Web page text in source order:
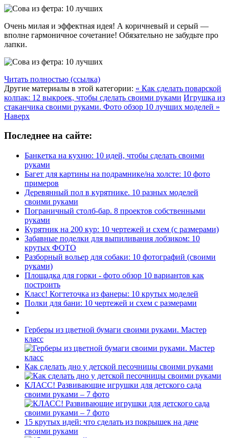
Очень милая и эффектная идея! А коричневый и серый —
вполне гармоничное сочетание! Обязательно не забудьте про
лапки.
Читать полностью (ссылка)
Другие материалы в этой категории: « Как сделать поварской
колпак: 12 выкроек, чтобы сделать своими руками Игрушка из
стаканчика своими руками. Фото обзор 10 лучших моделей »
Наверх
Последнее на сайте:
Банкетка на кухню: 10 идей, чтобы сделать своими
руками
Багет для картины на подрамнике/на холсте: 10 фото
примеров
Деревянный пол в курятнике. 10 разных моделей
своими руками
Пограничный столб-бар. 8 проектов собственными
руками
Курятник на 200 кур: 10 чертежей и схем (с размерами)
Забавные поделки для выпиливания лобзиком: 10
крутых ФОТО
Разборный вольер для собаки: 10 фотографий (своими
руками)
Площадка для горки - фото обзор 10 вариантов как
построить
Класс! Когтеточка из фанеры: 10 крутых моделей
Полки для бани: 10 чертежей и схем с размерами
Герберы из цветной бумаги своими руками. Мастер
класс
Как сделать дно у детской песочницы своими руками
КЛАСС! Развивающие игрушки для детского сада
своими руками – 7 фото
15 крутых идей: что сделать из покрышек на даче
своими руками